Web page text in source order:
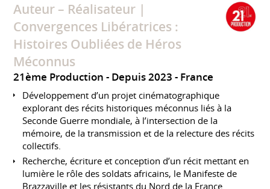
Auteur – Réalisateur |
Convergences Libératrices :
Histoires Oubliées de Héros
Méconnus
21ème Production Depuis 2023 France
Développement d’un projet cinématographique
explorant des récits historiques méconnus liés à la
Seconde Guerre mondiale, à l’intersection de la
mémoire, de la transmission et de la relecture des récits
collectifs.
Recherche, écriture et conception d’un récit mettant en
lumière le rôle des soldats africains, le Manifeste de
Brazzaville et les résistants du Nord de la France